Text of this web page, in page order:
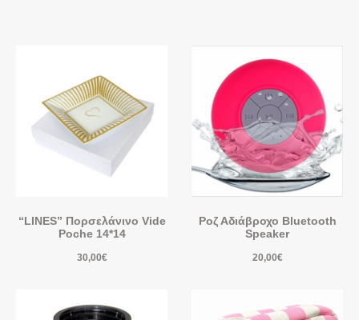
“LINES” Πορσελάνινο Vide
Poche 14*14
30,00€
Ροζ Αδιάβροχο Bluetooth
Speaker
20,00€